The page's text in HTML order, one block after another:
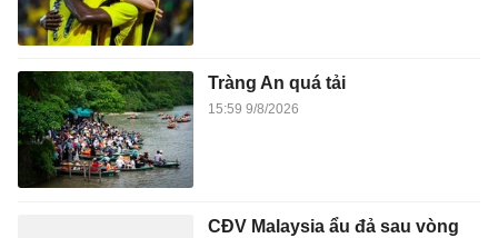
Tràng An quá tải
15:59 9/8/2026
CĐV Malaysia ẩu đả sau vòng